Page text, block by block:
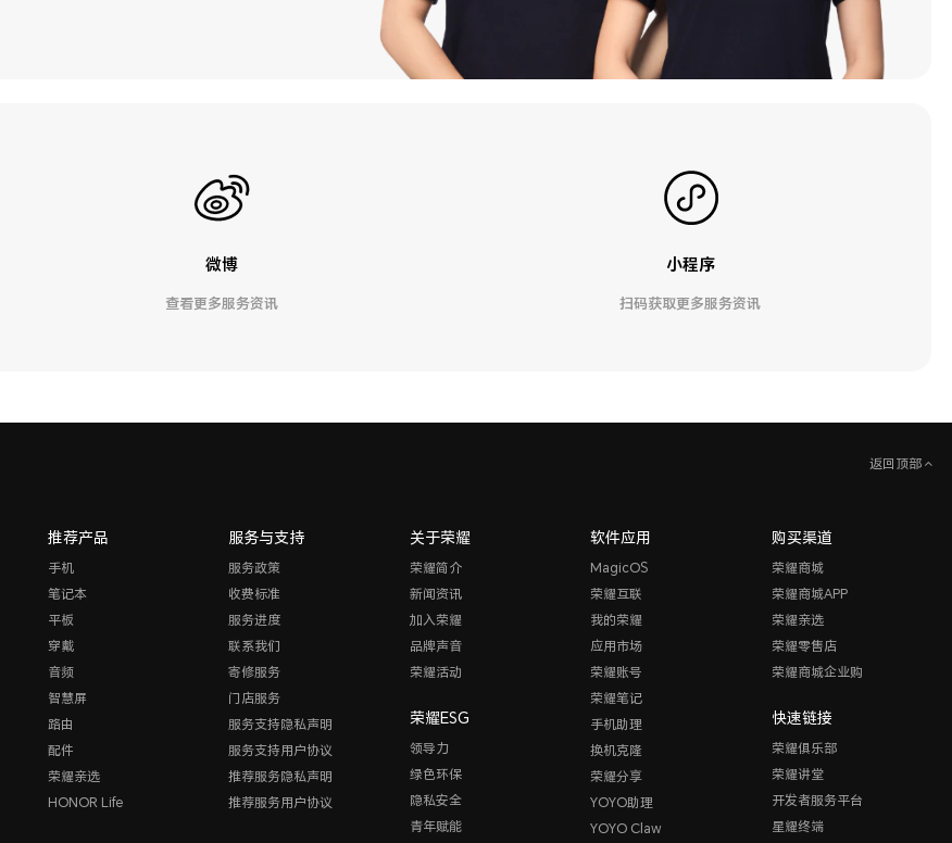
微博
查看更多服务资讯
小程序
扫码获取更多服务资讯
返回顶部
推荐产品
手机
笔记本
平板
穿戴
音频
智慧屏
路由
配件
荣耀亲选
HONOR Life
服务与支持
服务政策
收费标准
服务进度
联系我们
寄修服务
门店服务
服务支持隐私声明
服务支持用户协议
推荐服务隐私声明
推荐服务用户协议
关于荣耀
荣耀简介
新闻资讯
加入荣耀
品牌声音
荣耀活动
荣耀ESG
领导力
绿色环保
隐私安全
青年赋能
软件应用
MagicOS
荣耀互联
我的荣耀
应用市场
荣耀账号
荣耀笔记
手机助理
换机克隆
荣耀分享
YOYO助理
YOYO Claw
购买渠道
荣耀商城
荣耀商城APP
荣耀亲选
荣耀零售店
荣耀商城企业购
快速链接
荣耀俱乐部
荣耀讲堂
开发者服务平台
星耀终端